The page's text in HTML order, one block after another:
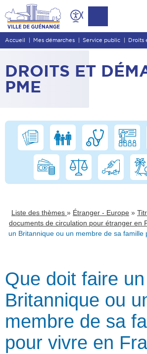
Contenu
Entête de page
Menu principal
Pied de page
Accueil Mes démarches Service public Droits
DROITS ET
PME
Liste des thèmes » Étranger - Europe »
documents de circulation pour étranger en
un Britannique ou un membre de sa famille
Que doit faire un
Britannique ou
membre de sa
pour vivre en